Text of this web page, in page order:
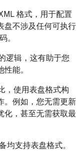
格式，用于配置
盘不涉及任何可执行
。
逻辑，这有助于您
能。
，使用表盘格式构
。例如，您无需更新
化，甚至无需获取最
均支持表盘格式。